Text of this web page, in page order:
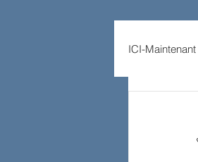
ICI-Maintenant